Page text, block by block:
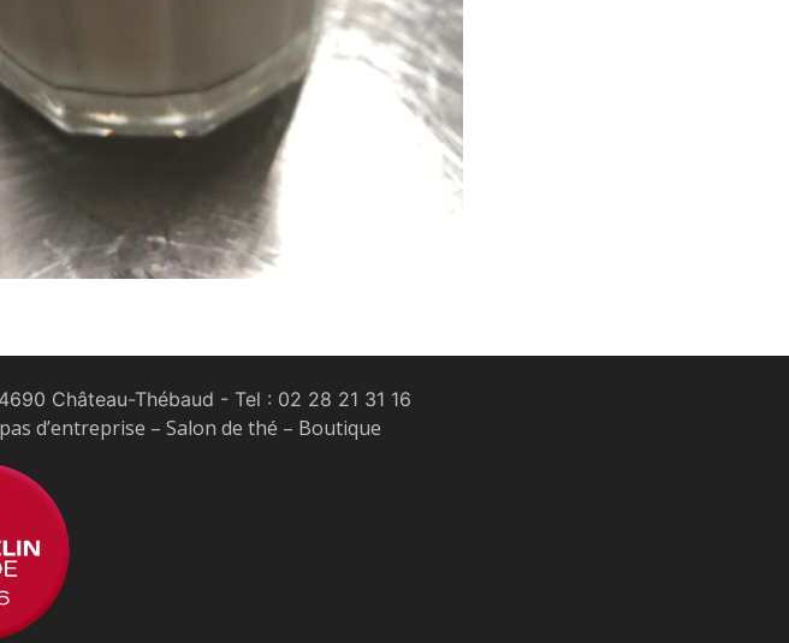
Château-Thébaud - Tel : 02 28 21 31 16
d’entreprise – Salon de thé – Boutique